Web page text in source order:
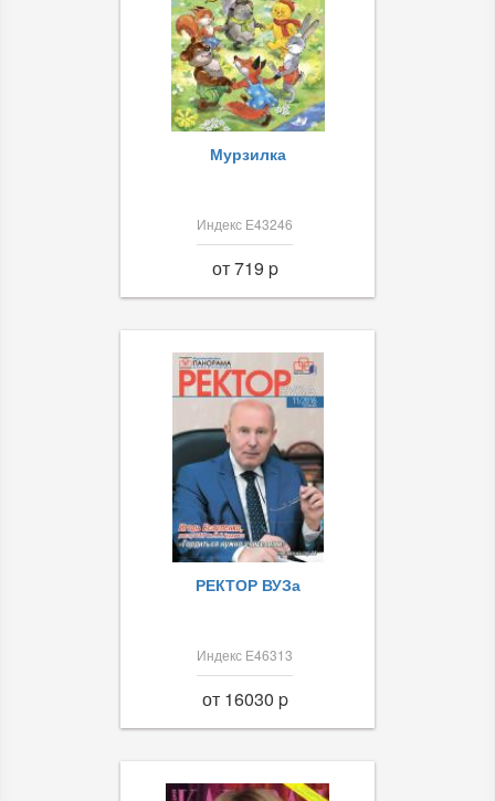
Мурзилка
Индекс Е43246
от 719 p
РЕКТОР ВУЗа
Индекс Е46313
от 16030 p